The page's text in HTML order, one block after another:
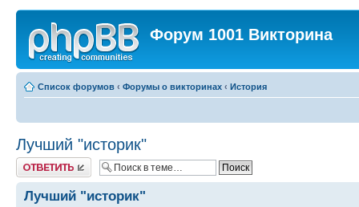
Форум 1001 Викторина
Список форумов ‹ Форумы о викторинах ‹ История
Лучший "историк"
Ответить
Лучший "историк"